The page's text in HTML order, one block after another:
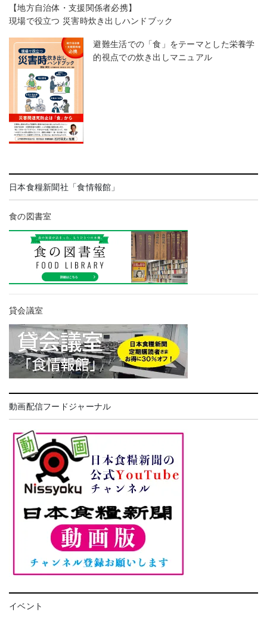
【地方自治体・支援関係者必携】
現場で役立つ 災害時炊き出しハンドブック
避難生活での「食」をテーマとした栄養学
的視点での炊き出しマニュアル
日本食糧新聞社「食情報館」
食の図書室
貸会議室
動画配信フードジャーナル
イベント